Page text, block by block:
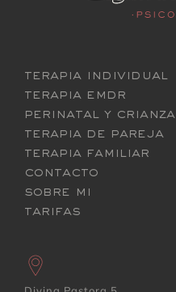
terapia individual
terapia emdr
perinatal y crianza
terapia de pareja
terapia familiar
contacto
sobre mi
tarifas